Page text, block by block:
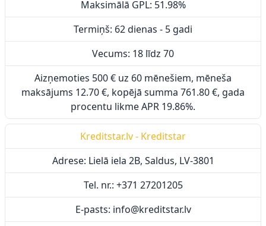
Maksimālā GPL: 51.98%
Termiņš: 62 dienas - 5 gadi
Vecums: 18 līdz 70
Aizņemoties 500 € uz 60 mēnešiem, mēneša
maksājums 12.70 €, kopējā summa 761.80 €, gada
procentu likme APR 19.86%.
Kreditstar.lv - Kreditstar
Adrese: Lielā iela 2B, Saldus, LV-3801
Tel. nr.: +371 27201205
E-pasts: info@kreditstar.lv